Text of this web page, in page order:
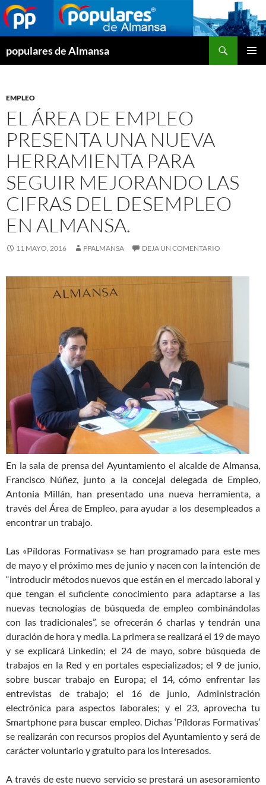
populares de Almansa
EMPLEO
EL ÁREA DE EMPLEO
PRESENTA UNA NUEVA
HERRAMIENTA PARA
SEGUIR MEJORANDO LAS
CIFRAS DEL DESEMPLEO
EN ALMANSA.
11 MAYO, 2016 PPALMANSA DEJA UN COMENTARIO
En la sala de prensa del Ayuntamiento el alcalde de Almansa,
Francisco Núñez, junto a la concejal delegada de Empleo,
Antonia Millán, han presentado una nueva herramienta, a
través del Área de Empleo, para ayudar a los desempleados a
encontrar un trabajo.
Las «Píldoras Formativas» se han programado para este mes
de mayo y el próximo mes de junio y nacen con la intención de
“introducir métodos nuevos que están en el mercado laboral y
que tengan el suficiente conocimiento para adaptarse a las
nuevas tecnologías de búsqueda de empleo combinándolas
con las tradicionales”, se ofrecerán 6 charlas y tendrán una
duración de hora y media. La primera se realizará el 19 de mayo
y se explicará Linkedin; el 24 de mayo, sobre búsqueda de
trabajos en la Red y en portales especializados; el 9 de junio,
sobre buscar trabajo en Europa; el 14, cómo enfrentar las
entrevistas de trabajo; el 16 de junio, Administración
electrónica para aspectos laborales; y el 23, aprovecha tu
Smartphone para buscar empleo. Dichas ‘Píldoras Formativas’
se realizarán con recursos propios del Ayuntamiento y será de
carácter voluntario y gratuito para los interesados.
A través de este nuevo servicio se prestará un asesoramiento